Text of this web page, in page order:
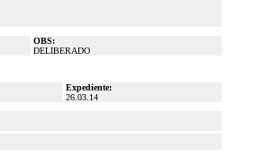
OBS:
DELIBERADO
Expediente:
26.03.14